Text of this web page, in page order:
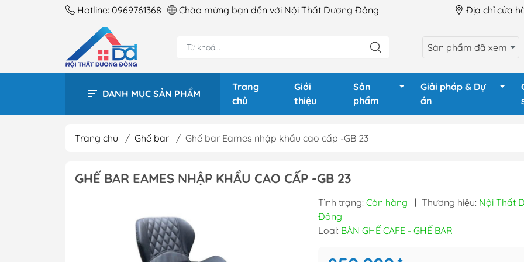
Hotline: 0969761368 Chào mừng bạn đến với Nội Thất Dương Đông Địa chỉ cửa
Sản phẩm đã xem
DANH MỤC SẢN PHẨM
Trang
chủ
Giới
thiệu
Sản
phẩm
BÀN GIÁM ĐỐC
Ghế chân quỳ
Ghế gấp - Ghế training
Tủ
Tủ tài liệu
Giải pháp & Dự
án
Trang chủ / Ghế bar / Ghế bar Eames nhập khẩu cao cấp -GB 23
GHẾ BAR EAMES NHẬP KHẨU CAO CẤP -GB 23
Tình trạng: Còn hàng | Thương hiệu: Nội Thất
Đông
Loại: BÀN GHẾ CAFE - GHẾ BAR